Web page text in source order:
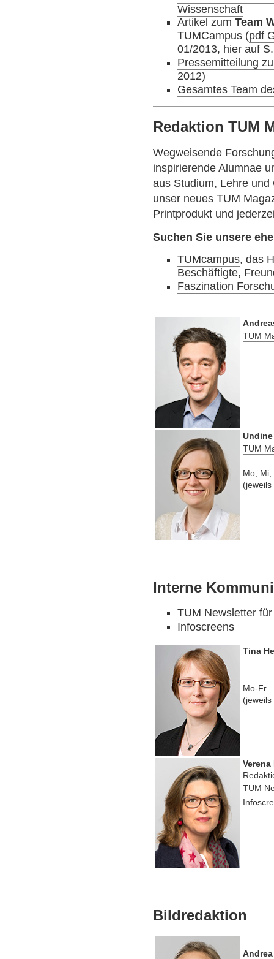
Wissenschaft
Artikel zumTeam
TUMCampus (pdf
01/2013, hier auf
Pressemitteilung
2012)
Gesamtes Team
Redaktion TUM
Wegweisende
inspirierende Alumnae
aus Studium, Lehre
unser neues TUM
Printprodukt und
Suchen Sie unsere
TUMcampus, das
Beschäftigte,
Faszination
TUM
TUM
Mo,
Interne
TUM Newsletter
Infoscreens
Tina
Mo-Fr
TUM
Bildredaktion